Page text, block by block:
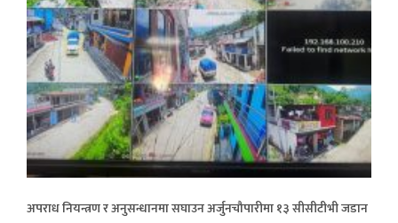
अपराध नियन्त्रण र अनुसन्धानमा सघाउन अर्जुनचौपारीमा १३ सीसीटीभी जडान